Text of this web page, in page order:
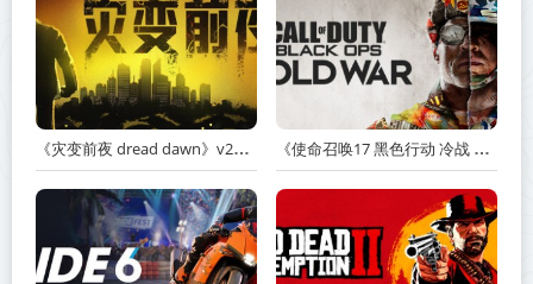
《灾变前夜 dread dawn》v20260530-免安装中文版丨中文版网盘下载 《使命召唤17 黑色行动 冷战 Call of Duty: Black Ops Cold War》v1.34.1.15931218-全DLC+送修改器丨中文版网盘下载